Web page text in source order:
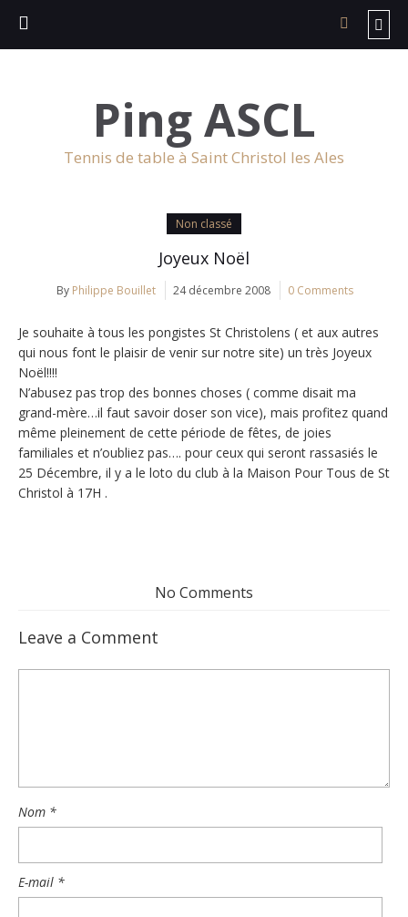
Ping ASCL
Tennis de table à Saint Christol les Ales
Non classé
Joyeux Noël
By Philippe Bouillet 24 décembre 2008 0 Comments
Je souhaite à tous les pongistes St Christolens ( et aux autres
qui nous font le plaisir de venir sur notre site) un très Joyeux
Noël!!!!
N’abusez pas trop des bonnes choses ( comme disait ma
grand-mère…il faut savoir doser son vice), mais profitez quand
même pleinement de cette période de fêtes, de joies
familiales et n’oubliez pas…. pour ceux qui seront rassasiés le
25 Décembre, il y a le loto du club à la Maison Pour Tous de St
Christol à 17H .
No Comments
Leave a Comment
Nom *
E-mail *